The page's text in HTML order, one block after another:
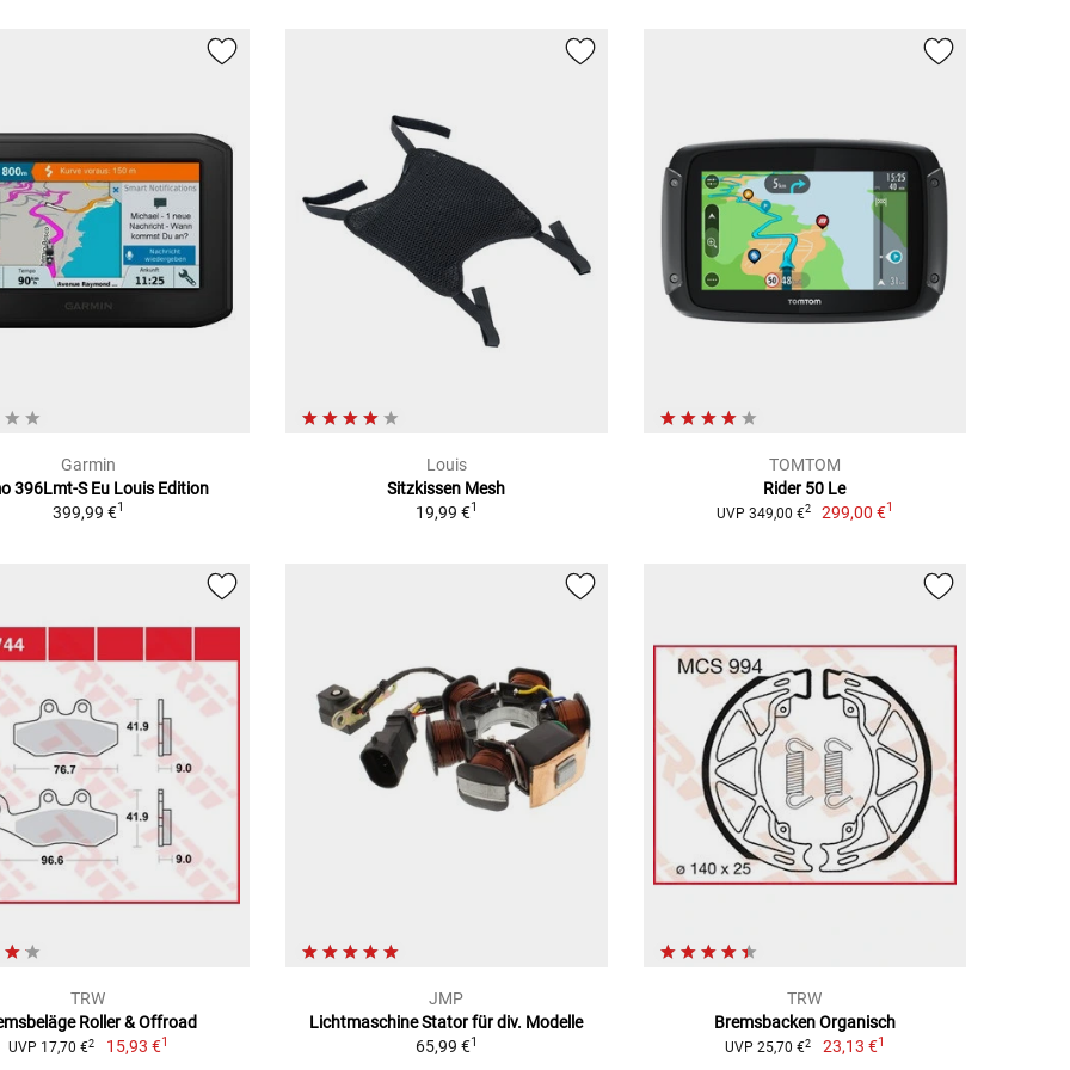
Garmin
396Lmt-S Eu Louis Edition
399,99 €1
Louis
Sitzkissen Mesh
19,99 €1
TOMTOM
Rider 50 Le
UVP 349,00 €2 299,00 €1
TRW
Roller & Offroad
UVP 17,70 €2 15,93 €1
JMP
Lichtmaschine Stator für div. Modelle
65,99 €1
TRW
Bremsbacken Organisch
UVP 25,70 €2 23,13 €1